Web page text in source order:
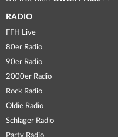
RADIO
FFH Live
80er Radio
90er Radio
2000er Radio
Rock Radio
Oldie Radio
Schlager Radio
Party Radio